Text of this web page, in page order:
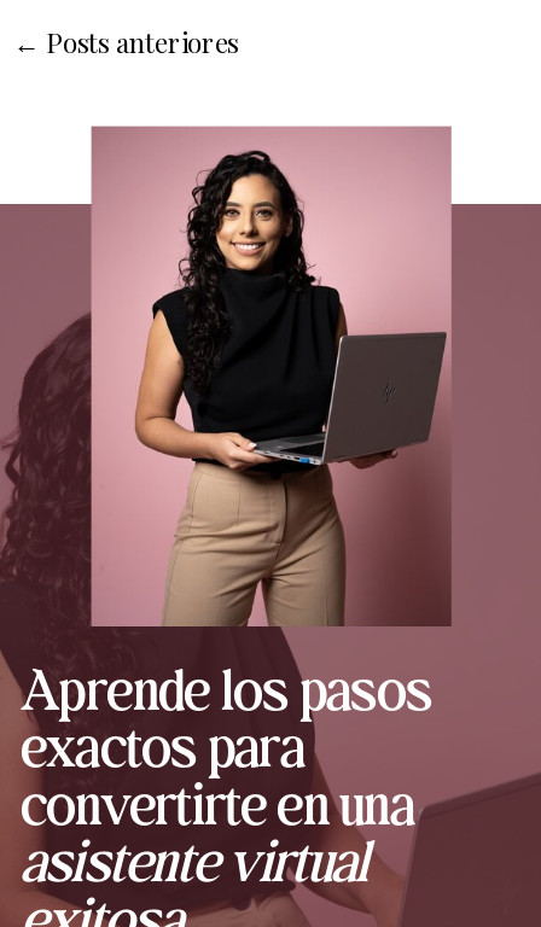
← Posts anteriores
Aprende los pasos
exactos para
convertirte en una
asistente virtual